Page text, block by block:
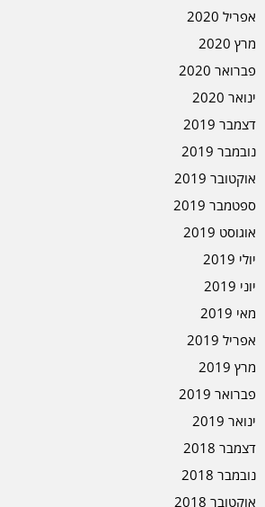
אפריל 2020
מרץ 2020
פברואר 2020
ינואר 2020
דצמבר 2019
נובמבר 2019
אוקטובר 2019
ספטמבר 2019
אוגוסט 2019
יולי 2019
יוני 2019
מאי 2019
אפריל 2019
מרץ 2019
פברואר 2019
ינואר 2019
דצמבר 2018
נובמבר 2018
אוקטובר 2018